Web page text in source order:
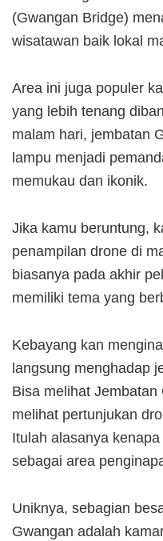
(Gwangan Bridge)
wisatawan baik lokal
Area ini juga populer
yang lebih tenang
malam hari, jembatan
lampu menjadi
memukau dan ikonik.
Jika kamu beruntung,
penampilan drone di
biasanya pada akhir
memiliki tema yang
Kebayang kan
langsung menghadap
Bisa melihat
melihat pertunjukan
Itulah alasanya
sebagai area
Uniknya, sebagian
Gwangan adalah